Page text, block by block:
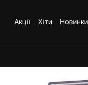
Акції
Хіти Новинки